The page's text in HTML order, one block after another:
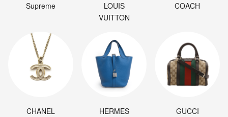
Supreme
LOUIS
VUITTON
COACH
CHANEL HERMES GUCCI